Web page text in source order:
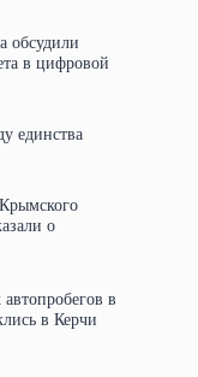
обсудили
в цифровой
единства
о
в
в Керчи